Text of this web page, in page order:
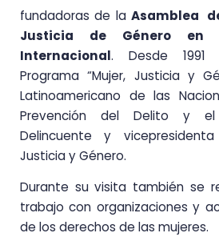
fundadoras de la Asamblea
Justicia de Género en
Internacional. Desde
Programa “Mujer, Justicia y
Latinoamericano de las
Prevención del Delito y
Delincuente y
Justicia y Género.
Durante su visita también se
trabajo con organizaciones y
de los derechos de las mujeres.